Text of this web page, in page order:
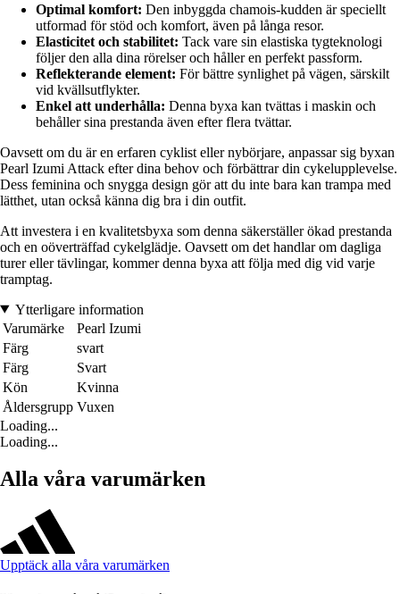
Optimal komfort: Den inbyggda chamois-kudden är speciellt
utformad för stöd och komfort, även på långa resor.
Elasticitet och stabilitet: Tack vare sin elastiska tygteknologi
följer den alla dina rörelser och håller en perfekt passform.
Reflekterande element: För bättre synlighet på vägen, särskilt
vid kvällsutflykter.
Enkel att underhålla: Denna byxa kan tvättas i maskin och
behåller sina prestanda även efter flera tvättar.
Oavsett om du är en erfaren cyklist eller nybörjare, anpassar sig byxan
Pearl Izumi Attack efter dina behov och förbättrar din cykelupplevelse.
Dess feminina och snygga design gör att du inte bara kan trampa med
lätthet, utan också känna dig bra i din outfit.
Att investera i en kvalitetsbyxa som denna säkerställer ökad prestanda
och en oöverträffad cykelglädje. Oavsett om det handlar om dagliga
turer eller tävlingar, kommer denna byxa att följa med dig vid varje
tramptag.
Ytterligare information
Varumärke
Pearl Izumi
Färg
svart
Färg
Svart
Kön
Kvinna
Åldersgrupp Vuxen
Loading...
Loading...
Alla våra varumärken
Upptäck alla våra varumärken